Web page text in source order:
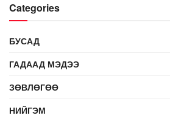
Categories
БУСАД
ГАДААД МЭДЭЭ
ЗӨВЛӨГӨӨ
НИЙГЭМ